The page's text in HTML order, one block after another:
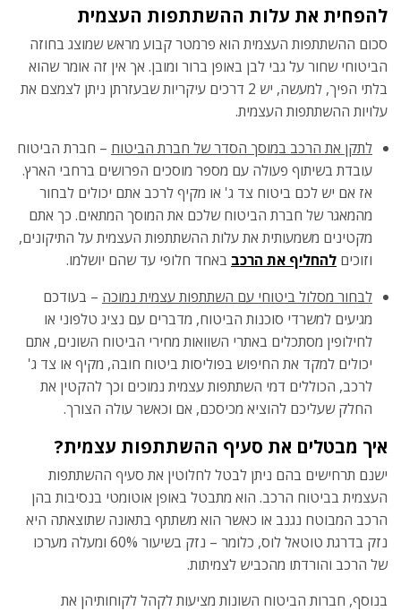
להפחית את עלות ההשתתפות העצמית
סכום ההשתתפות העצמית הוא פרמטר קבוע מראש שמוצג בחוזה
הביטוחי שחור על גבי לבן באופן ברור ומובן. אך אין זה אומר שהוא
בלתי הפיך, למעשה, יש 2 דרכים עיקריות שבעזרתן ניתן לצמצם את
עלויות ההשתתפות העצמית.
לתקן את הרכב במוסך הסדר של חברת הביטוח – חברת הביטוח
עובדת בשיתוף פעולה עם מספר מוסכים הפרושים ברחבי הארץ.
אז אם יש לכם ביטוח צד ג' או מקיף לרכב אתם יכולים לבחור
מהמאגר של חברת הביטוח שלכם את המוסך המתאים. כך אתם
מקטינים משמעותית את עלות ההשתתפות העצמית על התיקונים,
וזוכים להחליף את הרכב באחד חלופי עד שהם יושלמו.
לבחור מסלול ביטוחי עם השתתפות עצמית נמוכה – בעודכם
מגיעים למשרדי סוכנות הביטוח, מדברים עם נציג טלפוני או
לחילופין מסתכלים באתרי השוואות מחירי הביטוח השונים, אתם
יכולים למקד את החיפוש בפוליסות ביטוח חובה, מקיף או צד ג'
לרכב, הכוללים דמי השתתפות עצמית נמוכים וכך להקטין את
החלק שעליכם להוציא מכיסכם, אם וכאשר עולה הצורך.
איך מבטלים את סעיף ההשתתפות עצמית?
ישנם תרחישים בהם ניתן לבטל לחלוטין את סעיף ההשתתפות
העצמית בביטוח הרכב. הוא מתבטל באופן אוטומטי בנסיבות בהן
הרכב המבוטח נגנב או כאשר הוא משתתף בתאונה שתוצאתה היא
נזק בדרגת טוטאל לוס, כלומר – נזק בשיעור 60% ומעלה מערכו
של הרכב והורדתו מהכביש לצמיתות.
בנוסף, חברות הביטוח השונות מציעות לקהל לקוחותיהן את